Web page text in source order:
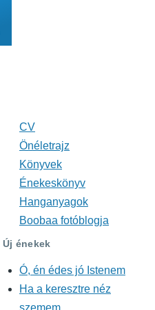
navigáció
CV
Önéletrajz
Könyvek
Énekeskönyv
Hanganyagok
Boobaa fotóblogja
Új énekek
Ó, én édes jó Istenem
Ha a keresztre néz
szemem